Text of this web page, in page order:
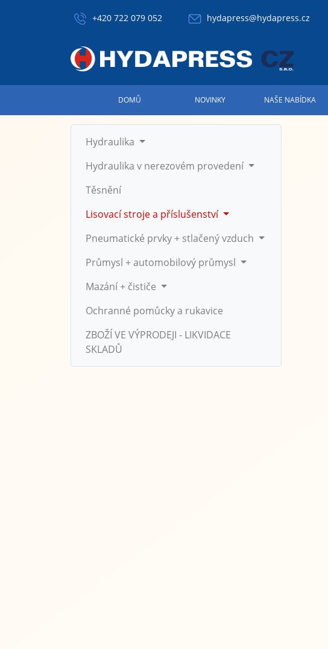
+420 722 079 052 hydapress@hydapress.cz
DOMŮ NOVINKY NAŠE NABÍDKA
Hydraulika
Hydraulika v nerezovém provedení
Těsnění
Lisovací stroje a příslušenství
Pneumatické prvky + stlačený vzduch
Průmysl + automobilový průmysl
Mazání + čističe
Ochranné pomůcky a rukavice
ZBOŽÍ VE VÝPRODEJI - LIKVIDACE
SKLADŮ